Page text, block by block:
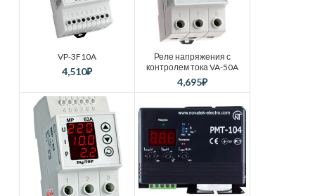
VP-3F10A
4,510₽
Реле напряжения с
контролем тока VA-50A
4,695₽